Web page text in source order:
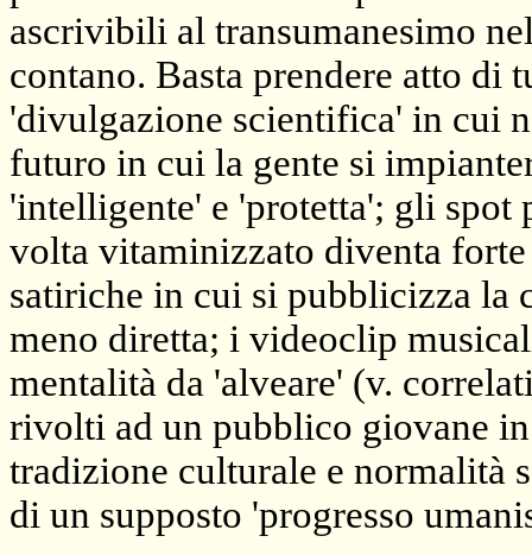
ascrivibili al transumanesimo
contano. Basta prendere atto
'divulgazione scientifica' in cui
futuro in cui la gente si
'intelligente' e 'protetta'; gli
volta vitaminizzato diventa
satiriche in cui si pubblicizza la
meno diretta; i videoclip
mentalità da 'alveare' (v.
rivolti ad un pubblico giovane
tradizione culturale e normalità
di un supposto 'progresso